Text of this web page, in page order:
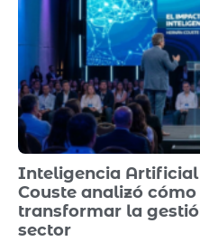
Inteligencia
Couste analizó
transformar la
sector